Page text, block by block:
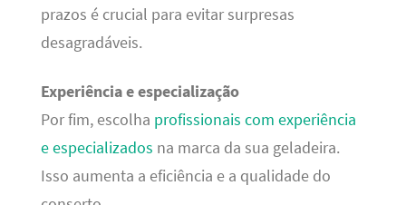
prazos é crucial para evitar surpresas
desagradáveis.
Experiência e especialização
Por fim, escolha profissionais com experiência
e especializados na marca da sua geladeira.
Isso aumenta a eficiência e a qualidade do